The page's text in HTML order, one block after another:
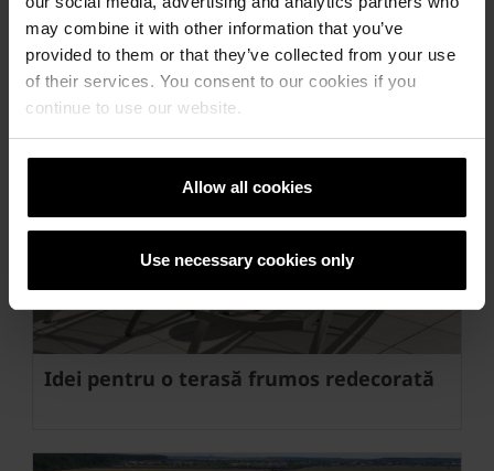
may combine it with other information that you’ve
provided to them or that they’ve collected from your use
of their services. You consent to our cookies if you
continue to use our website.
Allow all cookies
Use necessary cookies only
Premierea concursului CASA mică - Casa CUIB,
Anuala de arhitectură 2020 „Arhitectura fără vârstă”
Idei pentru o terasă frumos redecorată